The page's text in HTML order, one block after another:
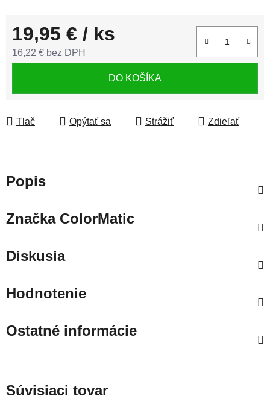
19,95 € / ks
16,22 € bez DPH
DO KOŠÍKA
Tlač Opýtať sa Strážiť Zdieľať
Popis
ZnačkaColorMatic
Diskusia
Hodnotenie
Ostatné informácie
Súvisiaci tovar